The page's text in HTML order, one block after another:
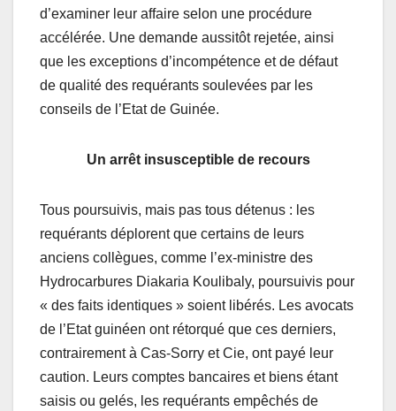
d’examiner leur affaire selon une procédure
accélérée. Une demande aussitôt rejetée, ainsi
que les exceptions d’incompétence et de défaut
de qualité des requérants soulevées par les
conseils de l’Etat de Guinée.
Un arrêt insusceptible de recours
Tous poursuivis, mais pas tous détenus : les
requérants déplorent que certains de leurs
anciens collègues, comme l’ex-ministre des
Hydrocarbures Diakaria Koulibaly, poursuivis pour
« des faits identiques » soient libérés. Les avocats
de l’Etat guinéen ont rétorqué que ces derniers,
contrairement à Cas-Sorry et Cie, ont payé leur
caution. Leurs comptes bancaires et biens étant
saisis ou gelés, les requérants empêchés de